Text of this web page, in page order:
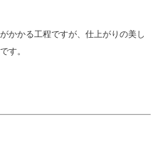
かかる工程ですが、仕上がりの美し
す。